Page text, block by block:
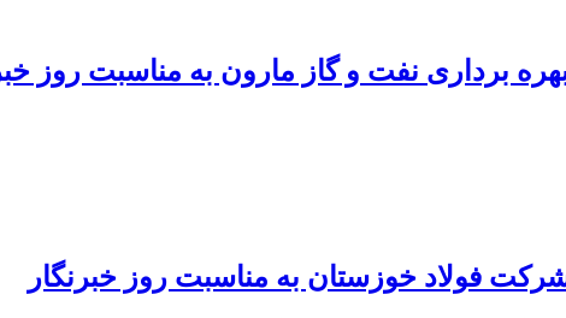
برداری نفت و گاز مارون به مناسبت روز
فولاد خوزستان به مناسبت روز خبرنگار